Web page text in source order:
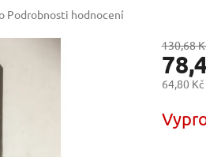
Podrobnosti hodnocení
130,68
64,80
cena: